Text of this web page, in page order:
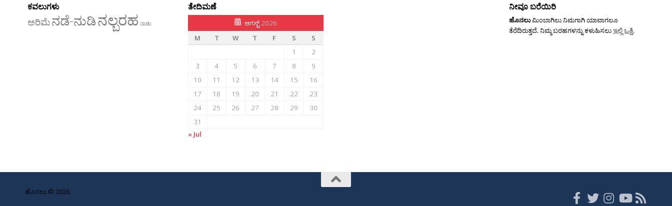
ಕವಲುಗಳು
ಅರಿಮೆನಡೆ-ನುಡಿನಲ್ಬರಹ ನಾಡು
ತೇದಿಮಣೆ
ಆಗಸ್ಟ್ 2026
M
T W T F S
S
1
2
3
4 5 6 7 8
9
10
11 12 13 14 15
16
17
18 19 20 21 22
23
24
25 26 27 28 29
30
31
« Jul
ನೀವೂ ಬರೆಯಿರಿ
ಹೊನಲುಮಿಂಬಾಗಿಲು ನಿಮಗಾಗಿ ಯಾವಾಗಲೂ
ತೆರೆದಿರುತ್ತದೆ. ನಿಮ್ಮ ಬರಹಗಳನ್ನು ಕಳುಹಿಸಲುಇಲ್ಲಿ ಒತ್ತಿ.
ಹೊನಲು © 2026.